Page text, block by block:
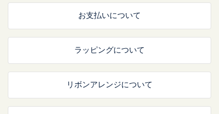
お支払いについて
ラッピングについて
リボンアレンジについて